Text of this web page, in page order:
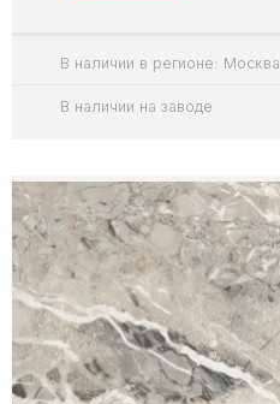
В наличии в регионе: Москва
В наличии на заводе